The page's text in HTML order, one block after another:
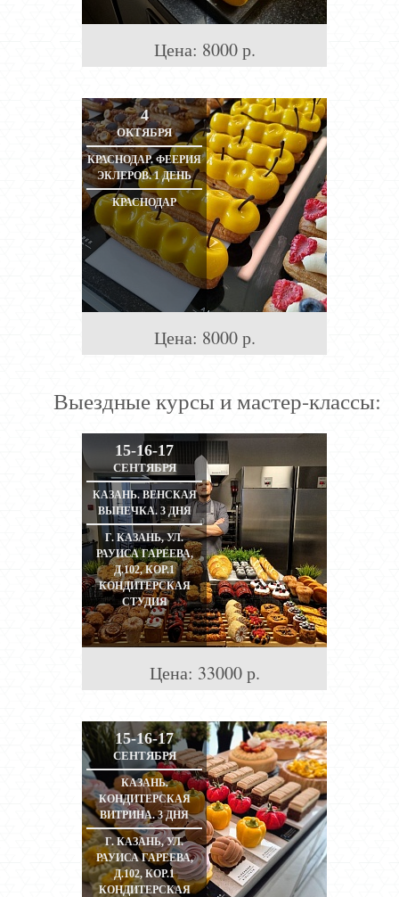
Цена: 8000 р.
4
ОКТЯБРЯ
КРАСНОДАР. ФЕЕРИЯ
ЭКЛЕРОВ. 1 ДЕНЬ
КРАСНОДАР
Цена: 8000 р.
Выездные курсы и мастер-классы:
15-16-17
СЕНТЯБРЯ
КАЗАНЬ. ВЕНСКАЯ
ВЫПЕЧКА. 3 ДНЯ
Г. КАЗАНЬ, УЛ.
РАУИСА ГАРЕЕВА,
Д.102, КОР.1
КОНДИТЕРСКАЯ
СТУДИЯ
Цена: 33000 р.
15-16-17
СЕНТЯБРЯ
КАЗАНЬ.
КОНДИТЕРСКАЯ
ВИТРИНА. 3 ДНЯ
Г. КАЗАНЬ, УЛ.
РАУИСА ГАРЕЕВА,
Д.102, КОР.1
КОНДИТЕРСКАЯ